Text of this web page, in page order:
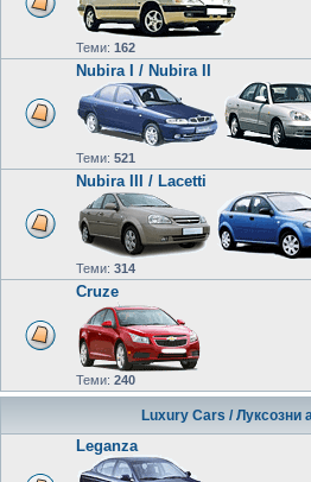
Теми: 162
Nubira I / Nubira II
Теми: 521
Nubira III / Lacetti
Теми: 314
Cruze
Теми: 240
Luxury Cars / Луксозни
Leganza